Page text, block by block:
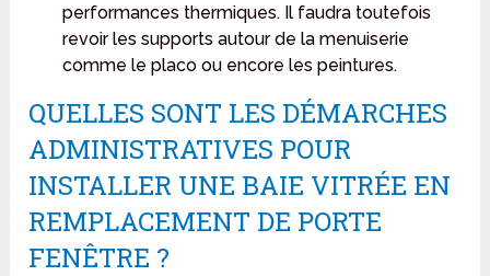
performances thermiques. Il faudra toutefois
revoir les supports autour de la menuiserie
comme le placo ou encore les peintures.
QUELLES SONT LES DÉMARCHES
ADMINISTRATIVES POUR
INSTALLER UNE BAIE VITRÉE EN
REMPLACEMENT DE PORTE
FENÊTRE ?